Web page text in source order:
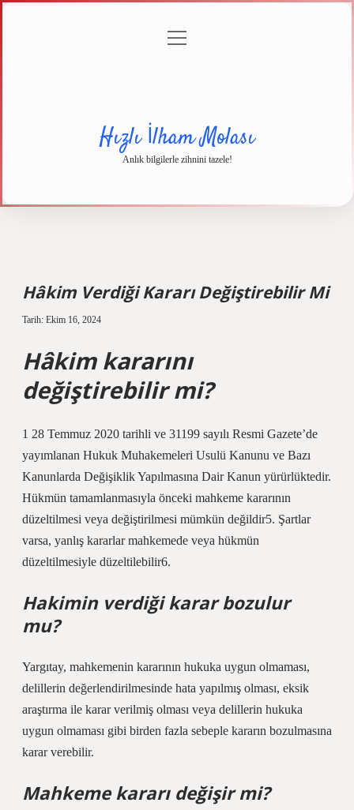
menüyü
Hızlı İlham Molası
Anlık bilgilerle zihnini tazele!
Hâkim Verdiği Kararı Değiştirebilir Mi
Tarih: Ekim 16, 2024
Hâkim kararını
değiştirebilir mi?
1 28 Temmuz 2020 tarihli ve 31199 sayılı Resmi Gazete’de
yayımlanan Hukuk Muhakemeleri Usulü Kanunu ve Bazı
Kanunlarda Değişiklik Yapılmasına Dair Kanun yürürlüktedir.
Hükmün tamamlanmasıyla önceki mahkeme kararının
düzeltilmesi veya değiştirilmesi mümkün değildir5. Şartlar
varsa, yanlış kararlar mahkemede veya hükmün
düzeltilmesiyle düzeltilebilir6.
Hakimin verdiği karar bozulur
mu?
Yargıtay, mahkemenin kararının hukuka uygun olmaması,
delillerin değerlendirilmesinde hata yapılmış olması, eksik
araştırma ile karar verilmiş olması veya delillerin hukuka
uygun olmaması gibi birden fazla sebeple kararın bozulmasına
karar verebilir.
Mahkeme kararı değişir mi?